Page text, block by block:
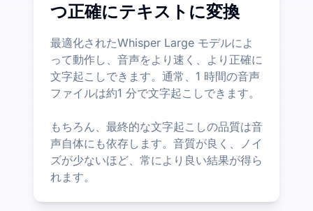
つ正確にテキストに変換
最適化されたWhisper Large モデルによ
って動作し、音声をより速く、より正確に
文字起こしできます。通常、1 時間の音声
ファイルは約1 分で文字起こしできます。
もちろん、最終的な文字起こしの品質は音
声自体にも依存します。音質が良く、ノイ
ズが少ないほど、常により良い結果が得ら
れます。